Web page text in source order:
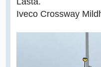
Iveco Crossway